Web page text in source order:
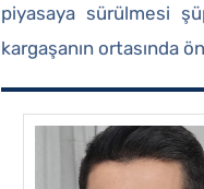
piyasaya sürülmesi
kargaşanın ortasında